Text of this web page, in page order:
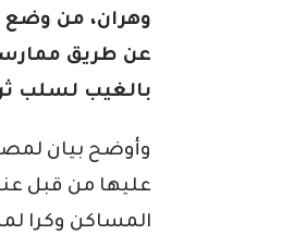
وهران، من
عن طريق
بالغيب لسلب
وأوضح بيان
عليها من قبل
المساكن وكرا